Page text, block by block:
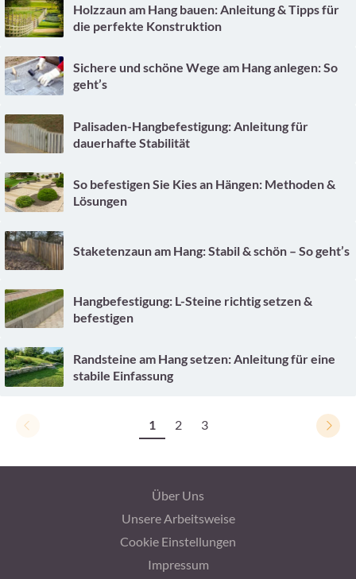
Holzzaun am Hang bauen: Anleitung & Tipps für
die perfekte Konstruktion
Sichere und schöne Wege am Hang anlegen: So
geht’s
Palisaden-Hangbefestigung: Anleitung für
dauerhafte Stabilität
So befestigen Sie Kies an Hängen: Methoden &
Lösungen
Staketenzaun am Hang: Stabil & schön – So geht’s
Hangbefestigung: L-Steine richtig setzen &
befestigen
Randsteine am Hang setzen: Anleitung für eine
stabile Einfassung
1 2 3
Über Uns
Unsere Arbeitsweise
Cookie Einstellungen
Impressum